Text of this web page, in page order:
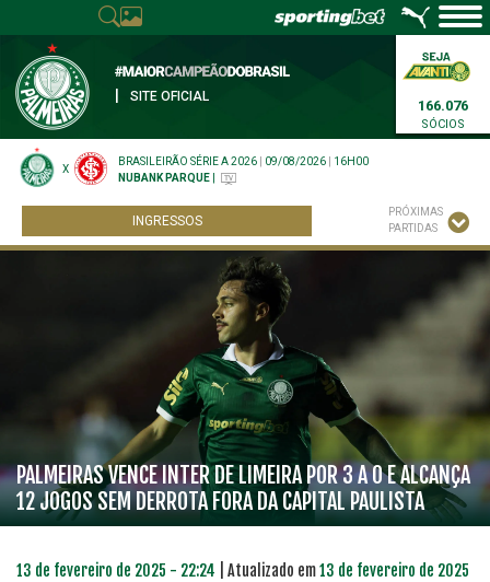
SITE OFICIAL
166.076
SÓCIOS
X
BRASILEIRÃO SÉRIE A 2026 09/08/2026
16H00
NUBANK PARQUE
INGRESSOS
PRÓXIMAS
PARTIDAS
PALMEIRAS VENCE INTER DE LIMEIRA POR 3 A 0 E ALCANÇA
12 JOGOS SEM DERROTA FORA DA CAPITAL PAULISTA
13 de fevereiro de 2025 - 22:24 | Atualizado em13 de fevereiro de 2025